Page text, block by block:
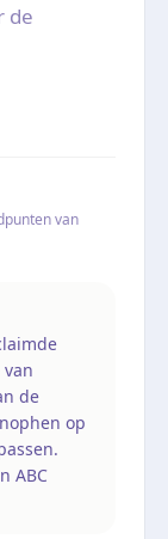
de
van
de
op
ABC